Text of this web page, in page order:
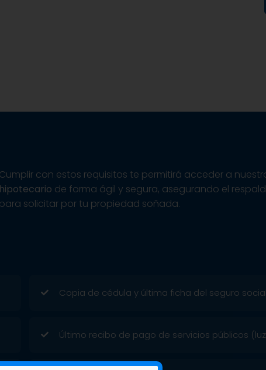
Cumplir con estos requisitos te permitirá acceder a
hipotecario de forma ágil y segura, asegurando el
para solicitar por tu propiedad soñada.
Copia de cédula y última ficha del seguro
Último recibo de pago de servicios públicos